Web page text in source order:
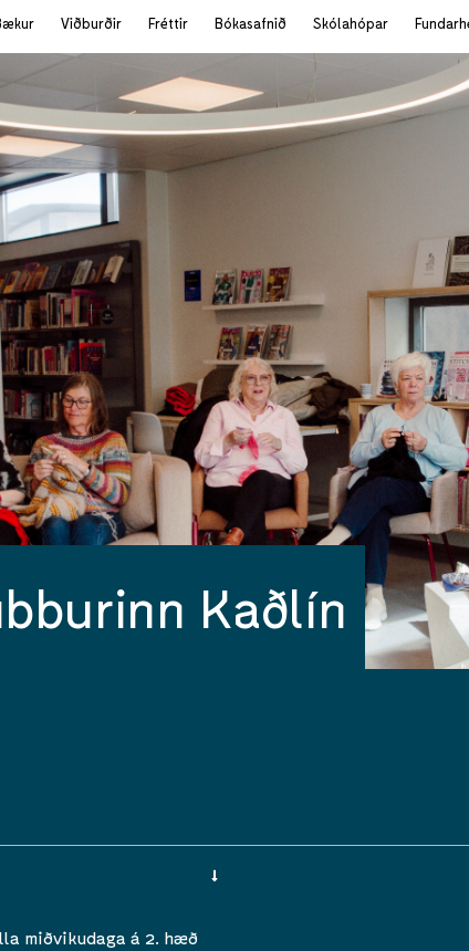
Viðburðir Fréttir Bókasafnið Skólahópar
Kaðlín
miðvikudaga á 2. hæð